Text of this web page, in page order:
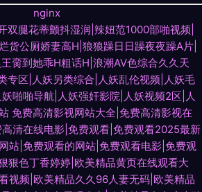
nginx
双腿花蒂颤抖湿润|辣妞范1000部啪视频|
货公厕娇妻高H|狼狼躁日日躁夜夜躁A片|
脔到她乖H粗话H|浪潮AV色综合久久天
专区|人妖另类综合|人妖乱伦视频|人妖毛
啪啪导航|人妖强奸影院|人妖视频2区|人
免费高清影视网站大全|免费高清影视在
清在线电影|免费观看|免费观看2025最新
站|免费观看的网站|免费观看电影|免费观
狠色丁香婷婷|欧美精品黄页在线观看大
视频|欧美精品久久96人妻无码|欧美精品